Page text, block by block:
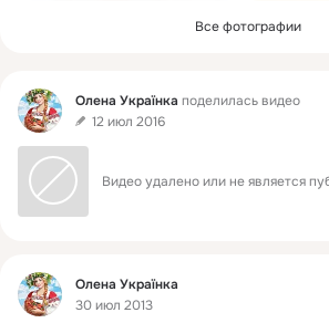
Все фотографии
Фид Олена Українка поделилась видео
12 июл 2016
Видео удалено или не является
Фид
Олена Українка
30 июл 2013